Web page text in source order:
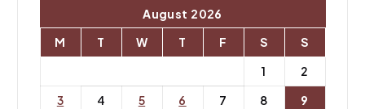
August 2026
M
T W T F S
S
1
2
3
4 5 6 7 8
9